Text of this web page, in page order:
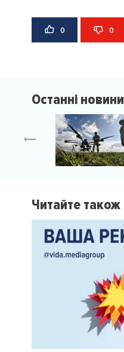
0 0
Останні новини
Читайте також